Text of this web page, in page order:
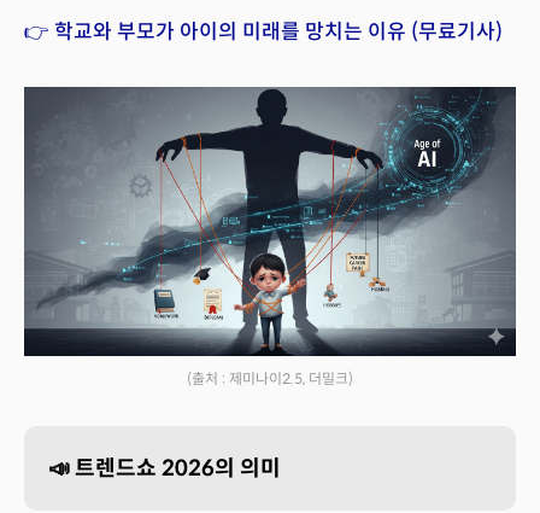
👉 학교와 부모가 아이의 미래를 망치는 이유 (무료기사)
(출처 : 제미나이2.5, 더밀크)
📣 트렌드쇼 2026의 의미